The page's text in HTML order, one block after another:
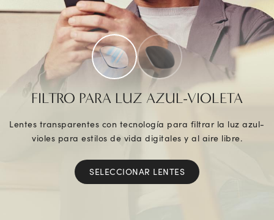
FILTRO PARA LUZ AZUL-VIOLETA
Lentes transparentes con tecnología para filtrar la luz azul-
violes para estilos de vida digitales y al aire libre.
SELECCIONAR LENTES